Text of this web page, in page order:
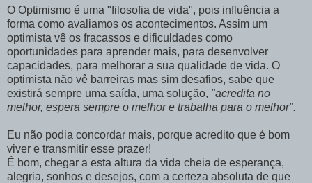
O Optimismo é uma "filosofia de vida", pois influência a
forma como avaliamos os acontecimentos. Assim um
optimista vê os fracassos e dificuldades como
oportunidades para aprender mais, para desenvolver
capacidades, para melhorar a sua qualidade de vida. O
optimista não vê barreiras mas sim desafios, sabe que
existirá sempre uma saída, uma solução, "acredita no
melhor, espera sempre o melhor e trabalha para o melhor".
Eu não podia concordar mais, porque acredito que é bom
viver e transmitir esse prazer!
É bom, chegar a esta altura da vida cheia de esperança,
alegria, sonhos e desejos, com a certeza absoluta de que